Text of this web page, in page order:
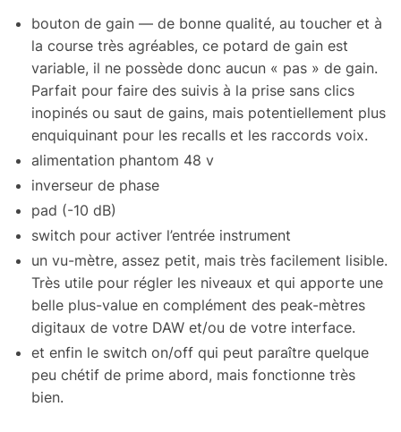
bouton de gain — de bonne qualité, au toucher et à
la course très agréables, ce potard de gain est
variable, il ne possède donc aucun « pas » de gain.
Parfait pour faire des suivis à la prise sans clics
inopi­nés ou saut de gains, mais poten­tiel­le­ment plus
enquiqui­nant pour les recalls et les raccords voix.
alimen­ta­tion phan­tom 48 v
inver­seur de phase
pad (-10 dB)
switch pour acti­ver l’en­trée instru­ment
un vu-mètre, assez petit, mais très faci­le­ment lisible.
Très utile pour régler les niveaux et qui apporte une
belle plus-value en complé­ment des peak-mètres
digi­taux de votre DAW et/ou de votre inter­face.
et enfin le switch on/off qui peut paraître quelque
peu chétif de prime abord, mais fonc­tionne très
bien.